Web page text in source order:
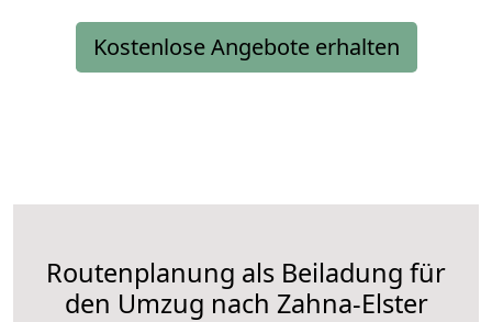
Kostenlose Angebote erhalten
Routenplanung als Beiladung für
den Umzug nach Zahna-Elster